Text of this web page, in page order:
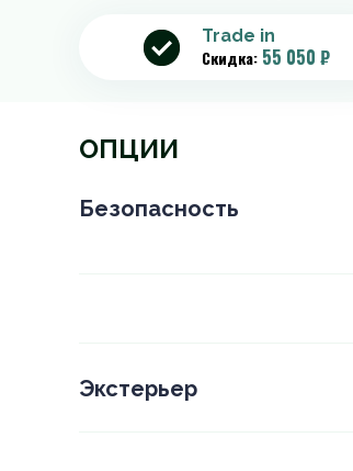
Trade in
Скидка: 55 050 ₽
ОПЦИИ
Безопасность
Экстерьер